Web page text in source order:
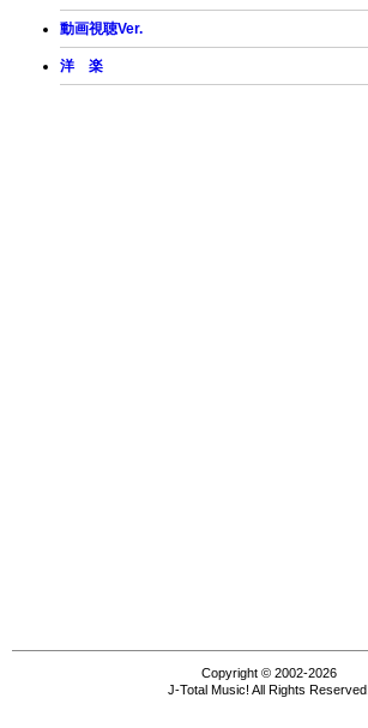
動画視聴Ver.
洋 楽
Copyright © 2002-2026
J-Total Music! All Rights Reserved.